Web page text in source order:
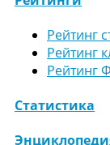
Рейтинг
Рейтинг
Рейтинг
Статистика